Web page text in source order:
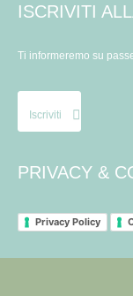
ISCRIVITI
Ti informeremo su
Iscriviti
PRIVACY &
Privacy Policy